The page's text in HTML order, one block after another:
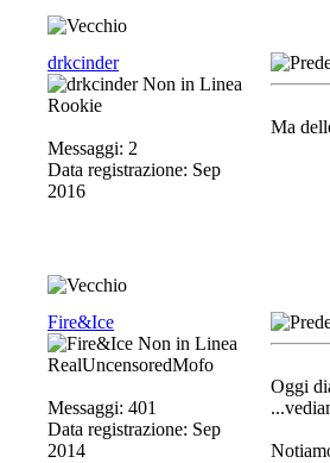
drkcinder
Rookie
Messaggi: 2
Data registrazione: Sep
2016
Ma
Fire&Ice
RealUncensoredMofo
Messaggi: 401
Data registrazione: Sep
2014
Oggi